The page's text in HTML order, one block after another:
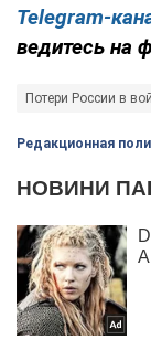
Telegram-
ведитесь на
Потери России в
Редакционная